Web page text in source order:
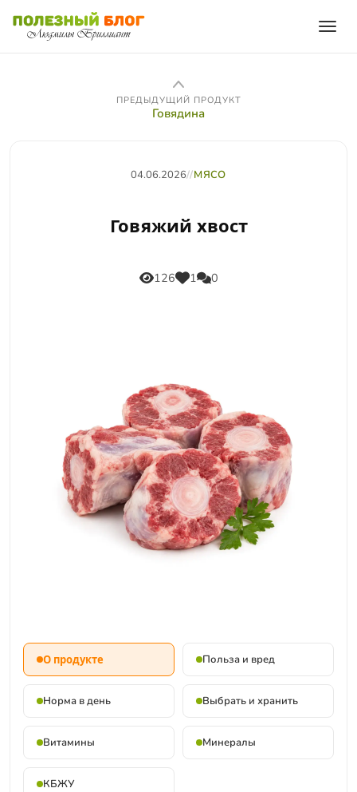
ПРЕДЫДУЩИЙ ПРОДУКТ
Говядина
04.06.2026//МЯСО
Говяжий хвост
126 1 0
О продукте Польза и вред
Норма в день Выбрать и хранить
Витамины Минералы
КБЖУ